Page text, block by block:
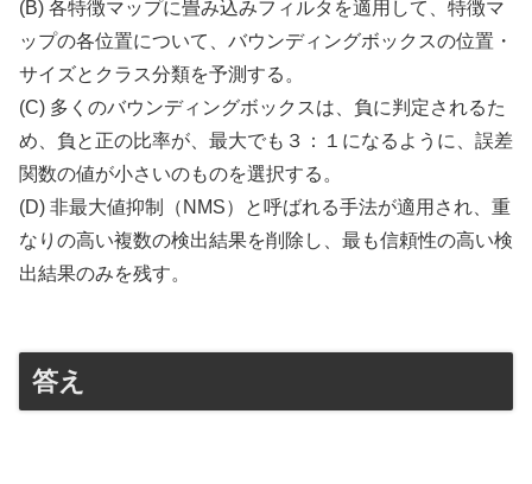
(B) 各特徴マップに畳み込みフィルタを適用して、特徴マ
ップの各位置について、バウンディングボックスの位置・
サイズとクラス分類を予測する。
(C) 多くのバウンディングボックスは、負に判定されるた
め、負と正の比率が、最大でも３：１になるように、誤差
関数の値が小さいのものを選択する。
(D) 非最大値抑制（NMS）と呼ばれる手法が適用され、重
なりの高い複数の検出結果を削除し、最も信頼性の高い検
出結果のみを残す。
答え